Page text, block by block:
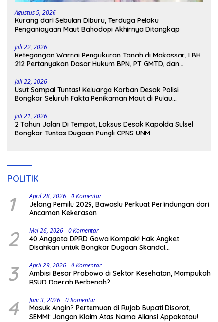
Agustus 5, 2026
Kurang dari Sebulan Diburu, Terduga Pelaku
Penganiayaan Maut Bahodopi Akhirnya Ditangkap
Juli 22, 2026
Ketegangan Warnai Pengukuran Tanah di Makassar, LBH
212 Pertanyakan Dasar Hukum BPN, PT GMTD, dan
Juli 22, 2026
Usut Sampai Tuntas! Keluarga Korban Desak Polisi
Bongkar Seluruh Fakta Penikaman Maut di Pulau
Juli 21, 2026
2 Tahun Jalan Di Tempat, Laksus Desak Kapolda Sulsel
Bongkar Tuntas Dugaan Pungli CPNS UNM
POLITIK
1 April 28, 2026 0 Komentar
Jelang Pemilu 2029, Bawaslu Perkuat Perlindungan dari
Ancaman Kekerasan
2 Mei 26, 2026 0 Komentar
40 Anggota DPRD Gowa Kompak! Hak Angket
Disahkan untuk Bongkar Dugaan Skandal
3 April 29, 2026 0 Komentar
Ambisi Besar Prabowo di Sektor Kesehatan, Mampukah
RSUD Daerah Berbenah?
4 Juni 3, 2026 0 Komentar
Masuk Angin? Pertemuan di Rujab Bupati Disorot,
SEMMI: Jangan Klaim Atas Nama Aliansi Appakatau!